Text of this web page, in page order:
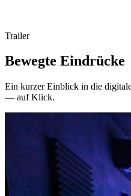
Trailer
Bewegte Eindrücke
Ein kurzer Einblick in die
— auf Klick.